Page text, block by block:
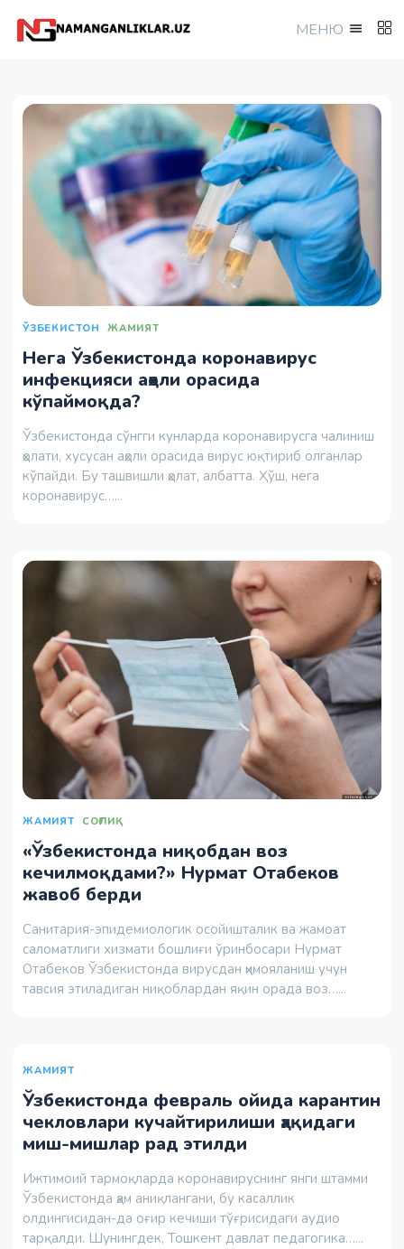
МEНЮ
ЎЗБЕКИСТОН ЖАМИЯТ
Нега Ўзбекистонда коронавирус
инфекцияси аҳоли орасида
кўпаймоқда?
Ўзбекистонда сўнгги кунларда коронавирусга чалиниш
ҳолати, хусусан аҳоли орасида вирус юқтириб олганлар
кўпайди. Бу ташвишли ҳолат, албатта. Ҳўш, нега
коронавирус…...
ЖАМИЯТ СОҒЛИҚ
«Ўзбекистонда ниқобдан воз
кечилмоқдами?» Нурмат Отабеков
жавоб берди
Санитария-эпидемиологик осойишталик ва жамоат
саломатлиги хизмати бошлиғи ўринбосари Нурмат
Отабеков Ўзбекистонда вирусдан ҳимояланиш учун
тавсия этиладиган ниқоблардан яқин орада воз…...
ЖАМИЯТ
Ўзбекистонда февраль ойида карантин
чекловлари кучайтирилиши ҳақидаги
миш-мишлар рад этилди
Ижтимоий тармоқларда коронавируснинг янги штамми
Ўзбекистонда ҳам аниқлангани, бу касаллик
олдингисидан-да оғир кечиши тўғрисидаги аудио
тарқалди. Шунингдек, Тошкент давлат педагогика…...